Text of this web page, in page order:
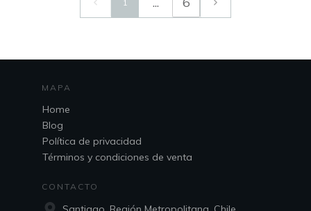
1
MAPA
Home
Blog
Política de privacidad
Términos y condiciones de venta
CONTACTO